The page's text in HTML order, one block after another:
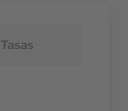
Tasas